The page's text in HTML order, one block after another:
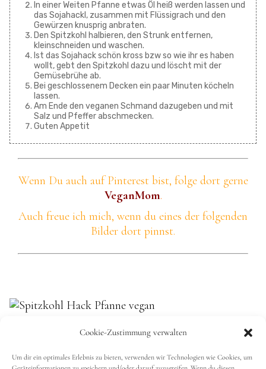
Cookie-Zustimmung verwalten
Um dir ein optimales Erlebnis zu bieten, verwenden wir Technologien wie Cookies, um
In einer Weiten Pfanne etwas Öl heiß werden lassen und
das Sojahackl, zusammen mit Flüssigrach und den
Gewürzen knusprig anbraten.
Den Spitzkohl halbieren, den Strunk entfernen,
kleinschneiden und waschen.
Ist das Sojahack schön kross bzw so wie ihr es haben
wollt, gebt den Spitzkohl dazu und löscht mit der
Gemüsebrühe ab.
Bei geschlossenem Decken ein paar Minuten köcheln
lassen.
Am Ende den veganen Schmand dazugeben und mit
Salz und Pfeffer abschmecken.
Guten Appetit
Wenn Du auch auf Pinterest bist, folge dort gerne
VeganMom.
Auch freue ich mich, wenn du eines der folgenden
Bilder dort pinnst.
Ich freu mich über eine Bewertung